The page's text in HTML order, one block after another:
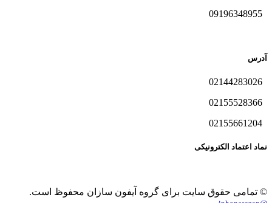
آدرس
نماد اعتماد الکترونیکی
© تمامی حقوق سایت برای گروه آیفون سازان محفوظ است.